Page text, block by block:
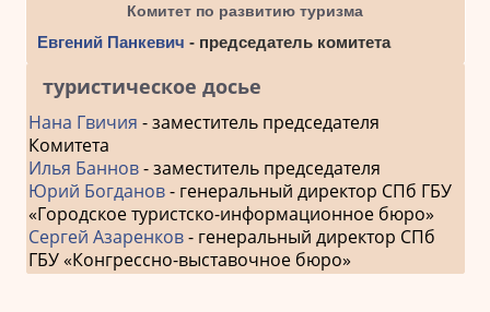
Комитет по развитию туризма
Евгений Панкевич - председатель комитета
туристическое досье
Нана Гвичия - заместитель председателя
Комитета
Илья Баннов- заместитель председателя
Юрий Богданов- генеральный директор СПб ГБУ
«Городское туристско-информационное бюро»
Сергей Азаренков- генеральный директор СПб
ГБУ «Конгрессно-выставочное бюро»